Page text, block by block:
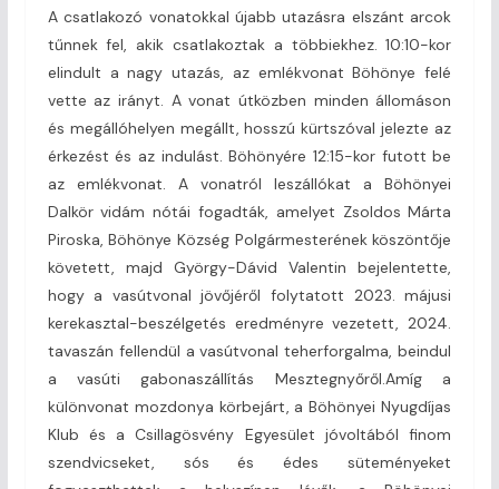
A csatlakozó vonatokkal újabb utazásra elszánt arcok
tűnnek fel, akik csatlakoztak a többiekhez. 10:10-kor
elindult a nagy utazás, az emlékvonat Böhönye felé
vette az irányt. A vonat útközben minden állomáson
és megállóhelyen megállt, hosszú kürtszóval jelezte az
érkezést és az indulást. Böhönyére 12:15-kor futott be
az emlékvonat. A vonatról leszállókat a Böhönyei
Dalkör vidám nótái fogadták, amelyet Zsoldos Márta
Piroska, Böhönye Község Polgármesterének köszöntője
követett, majd György-Dávid Valentin bejelentette,
hogy a vasútvonal jövőjéről folytatott 2023. májusi
kerekasztal-beszélgetés eredményre vezetett, 2024.
tavaszán fellendül a vasútvonal teherforgalma, beindul
a vasúti gabonaszállítás Mesztegnyőről.Amíg a
különvonat mozdonya körbejárt, a Böhönyei Nyugdíjas
Klub és a Csillagösvény Egyesület jóvoltából finom
szendvicseket, sós és édes süteményeket